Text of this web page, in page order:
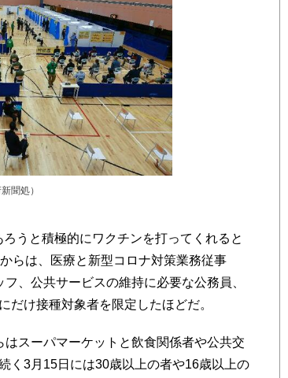
聞処）
うと積極的にワクチンを打ってくれると
らは、医療と新型コロナ対策業務従事
、公共サービスの維持に必要な公務員、
だけ接種対象者を限定したほどだ。
スーパマーケットと飲食関係者や公共交
く3月15日には30歳以上の者や16歳以上の